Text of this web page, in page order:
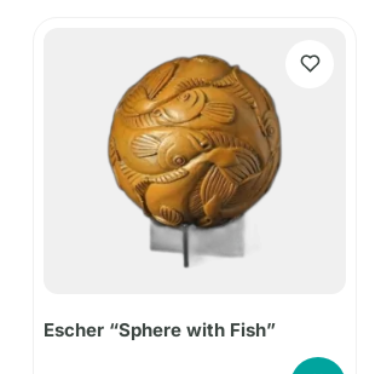
Escher “Sphere with Fish”